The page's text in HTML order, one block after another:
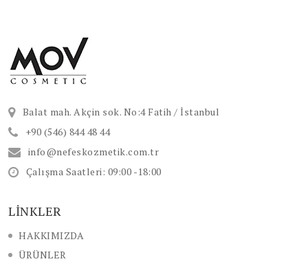
Balat mah. Akçin sok. No:4 Fatih / İstanbul
+90 (546) 844 48 44
info@nefeskozmetik.com.tr
Çalışma Saatleri: 09:00 -18:00
LİNKLER
HAKKIMIZDA
ÜRÜNLER